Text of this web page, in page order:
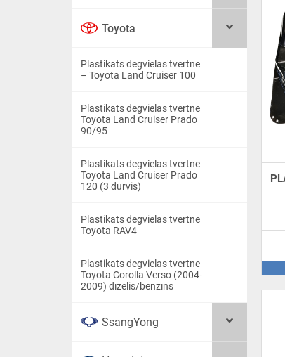
Toyota
Plastikats degvielas tvertne
– Toyota Land Cruiser 100
Plastikats degvielas tvertne
Toyota Land Cruiser Prado
90/95
Plastikats degvielas tvertne
Toyota Land Cruiser Prado
120 (3 durvis)
Plastikats degvielas tvertne
Toyota RAV4
Plastikats degvielas tvertne
Toyota Corolla Verso (2004-
2009) dīzelis/benzīns
SsangYong